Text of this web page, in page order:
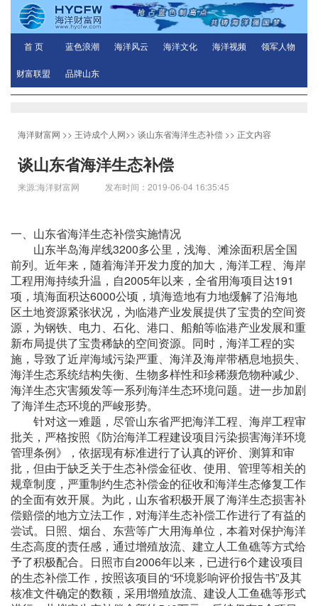
首 页 蓝色浪潮 海洋风云 海洋文化 海洋视频 领军人物
财富联盟 品牌山东
海洋财富网 >> 王诗成个人网>> 谈山东省海洋生态补偿 >> 正文内容
谈山东省海洋生态补偿
来源:海洋财富网 发布时间：2019-06-04 16:35:45
一、山东省海洋生态补偿实施情况
山东半岛海岸线3200多公里，浅海、滩涂面积居全国
前列。近年来，随着海洋开发力度的加大，海洋工程、海岸
工程用海持续升温，自2005年以来，全省用海项目达191
项，填海面积达6000公顷，填海造地有力地缓解了沿海地
区土地资源紧张状况，为临港产业发展提供了宝贵的空间资
源，为钢铁、电力、石化、港口、船舶等临港产业发展和重
新布局提供了宝贵稀缺的空间资源。同时，海洋工程的实
施，导致了近岸海域污染严重、海洋及海岸带栖息地损失、
海洋生态系统结构失衡、生物多样性和珍稀濒危物种减少、
海洋生态灾害频发等一系列海洋生态环境问题。进一步加剧
了海洋生态环境的严峻形势。
针对这一难题，尽管山东省严把海洋工程、海岸工程审
批关，严格按照《防治海洋工程建设项目污染损害海洋环境
管理条例》，依据现有标准进行了认真的评价、测算和审
批，但由于缺乏关于生态补偿金征收、使用、管理等相关的
规章制度，严重制约生态补偿金的征收和海洋生态修复工作
的全面有效开展。为此，山东省积极开展了海洋生态损害补
偿赔偿的地方立法工作，对海洋生态补偿工作进行了有益的
尝试。日照、烟台、东营等广大用海单位，本着对保护海洋
生态高度的责任感，通过增殖放流、建立人工鱼礁等方式给
予了积极配合。日照市自2006年以来，已进行6个建设项目
的生态补偿工作，按照该项目的“环境影响评价报告书”及其
核准文件确定的数额，采用增殖放流、建设人工鱼礁等形式